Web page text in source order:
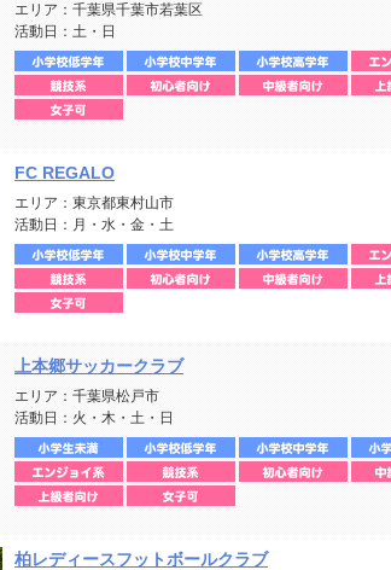
エリア：千葉県千葉市若葉区
活動日：土・日
FC REGALO
エリア：東京都東村山市
活動日：月・水・金・土
上本郷サッカークラブ
エリア：千葉県松戸市
活動日：火・木・土・日
柏レディースフットボールクラブ